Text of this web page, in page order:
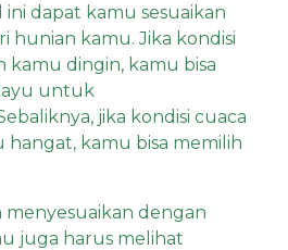
dapat kamu sesuaikan
hunian kamu. Jika kondisi
kamu dingin, kamu bisa
untuk
jika kondisi cuaca
hangat, kamu bisa memilih
menyesuaikan dengan
juga harus melihat